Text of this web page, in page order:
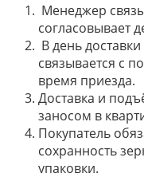
Менеджер
согласовывает
В день
связывается с
время приезда.
Доставка и
заносом в
Покупатель
сохранность
упаковки.